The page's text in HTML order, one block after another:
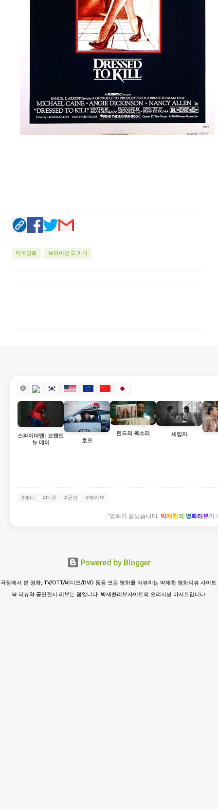
미국영화 브라이언 드 파머
🌐
스파이더맨: 브랜드
뉴 데이
호프
힌드의 목소리
세입자
#애니 #다큐 #공연 #북리뷰
"영화가 끝났습니다. 박재환의 영화리뷰가
Powered by Blogger
극장에서 본 영화, TV/OTT/비디오/DVD 등등 모든 영화를 리뷰하는 박재환 영화리뷰 사이트.
북 리뷰와 공연전시 리뷰는 덤입니다. 박재환리뷰사이트의 오리지널 아지트입니다.